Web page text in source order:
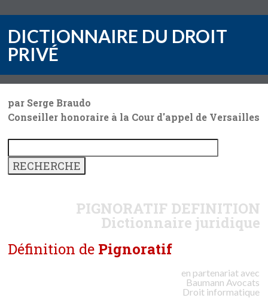
DICTIONNAIRE DU DROIT
PRIVÉ
par Serge Braudo
Conseiller honoraire à la Cour d'appel de Versailles
PIGNORATIF DEFINITION
Dictionnaire juridique
Définition de Pignoratif
en partenariat avec
Baumann Avocats
Droit informatique